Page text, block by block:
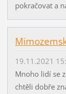
pokračovat a
19.11.2021
Mnoho lidí se
chtěli dobře